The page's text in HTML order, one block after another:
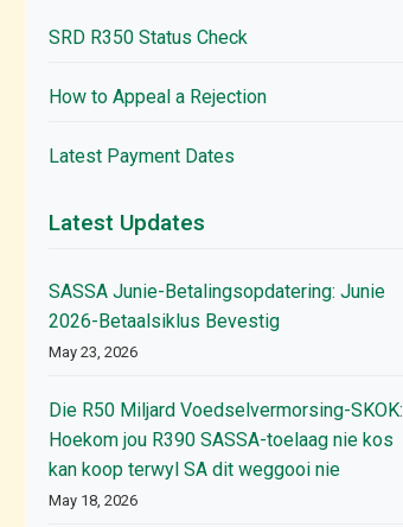
SRD R350 Status Check
How to Appeal a Rejection
Latest Payment Dates
Latest Updates
SASSA Junie-Betalingsopdatering: Junie
2026-Betaalsiklus Bevestig
May 23, 2026
Die R50 Miljard Voedselvermorsing-SKOK:
Hoekom jou R390 SASSA-toelaag nie kos
kan koop terwyl SA dit weggooi nie
May 18, 2026